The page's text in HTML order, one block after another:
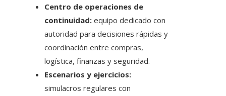
Centro de operaciones de
continuidad: equipo dedicado con
autoridad para decisiones rápidas y
coordinación entre compras,
logística, finanzas y seguridad.
Escenarios y ejercicios:
simulacros regulares con